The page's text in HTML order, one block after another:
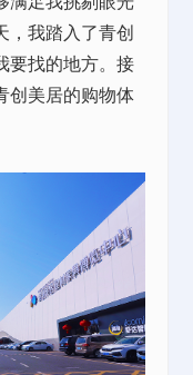
，我踏入了青创
要找的地方。接
创美居的购物体